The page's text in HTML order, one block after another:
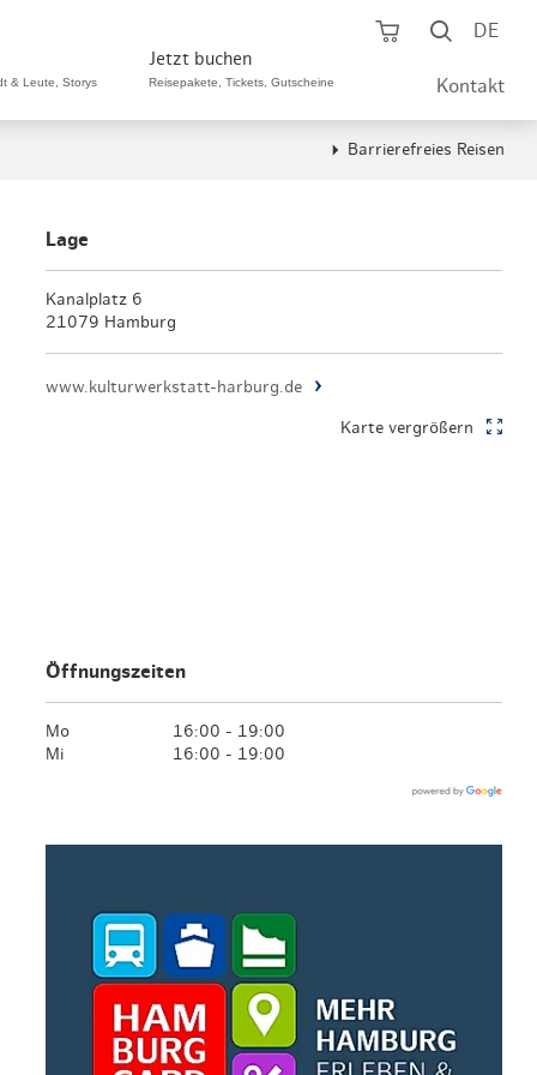
Sonntage
Schuhe, Schmuck
& Lifestyle
shoppen
& Bistros A-Z
Restaurants
& Feinschmecker
günstig
essen & trinken
& Leute, Storys
Jetzt buchen
Reisepakete, Tickets, Gutscheine
Tickets & Aktivitäten
Warenkorb
Suche
DE
Kontakt
Barrierefreies Reisen
Lage
Kanalplatz 6
21079 Hamburg
www.kulturwerkstatt-harburg.de
Karte vergrößern
Öffnungszeiten
Mo
16:00 - 19:00
Mi
16:00 - 19:00